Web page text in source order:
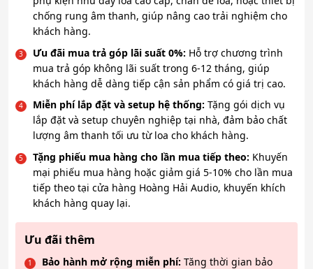
chống rung âm thanh, giúp nâng cao trải nghiệm cho
khách hàng.
Ưu đãi mua trả góp lãi suất 0%: Hỗ trợ chương trình
mua trả góp không lãi suất trong 6-12 tháng, giúp
khách hàng dễ dàng tiếp cận sản phẩm có giá trị cao.
Miễn phí lắp đặt và setup hệ thống: Tặng gói dịch vụ
lắp đặt và setup chuyên nghiệp tại nhà, đảm bảo chất
lượng âm thanh tối ưu từ loa cho khách hàng.
Tặng phiếu mua hàng cho lần mua tiếp theo: Khuyến
mại phiếu mua hàng hoặc giảm giá 5-10% cho lần mua
tiếp theo tại cửa hàng Hoàng Hải Audio, khuyến khích
khách hàng quay lại.
Ưu đãi thêm
Bảo hành mở rộng miễn phí: Tăng thời gian bảo